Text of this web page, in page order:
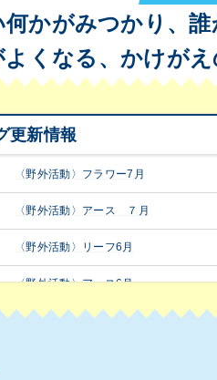
何かがみつかり、誰
くなる、かけがえ
更新情報
〈野外活動〉フラワー7月
〈野外活動〉アース ７月
〈野外活動〉リーフ6月
〈野外活動〉アース6月
〈野外活動〉フラワー6月